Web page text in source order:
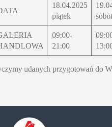
18.04.2025
piątek
09:00-
21:00
udanych przygotowań do